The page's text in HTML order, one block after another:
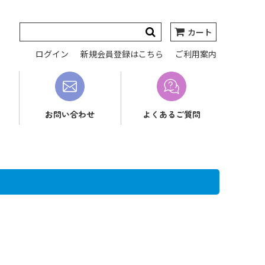
カート
ログイン
新規会員登録はこちら ご利用案内
お問い合わせ よくあるご質問